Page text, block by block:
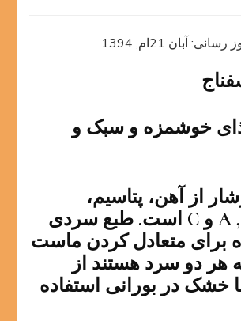
آبان 21ام, 1394
خوشمزه و سبک و
از آهن، پتاسیم،
ویتامین A , B3 و C است. طبع سردی
برای متعادل کردن ماست
هر دو سرد هستند از
خشک در بورانی استفاده